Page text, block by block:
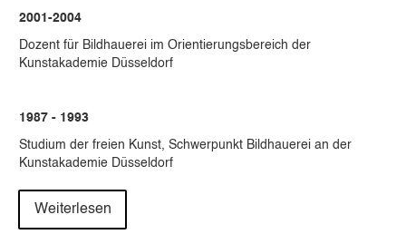
2001-2004
Dozent für Bildhauerei im Orientierungsbereich der
Kunstakademie Düsseldorf
1987 - 1993
Studium der freien Kunst, Schwerpunkt Bildhauerei an der
Kunstakademie Düsseldorf
zunächst bei Prof. E. Reusch, später bei Prof. T. Cragg
Weiterlesen